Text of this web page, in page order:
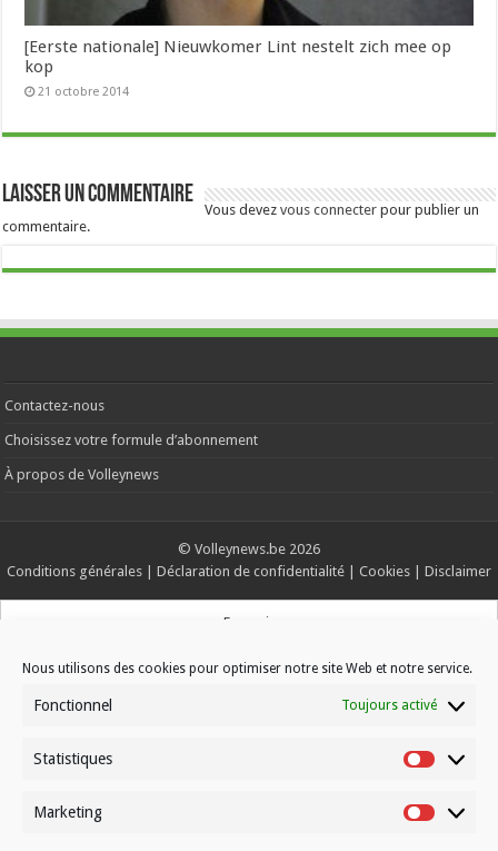
Nous utilisons des cookies pour optimiser notre site Web et notre service.
Fonctionnel Toujours activé
Statistiques
Marketing
[Eerste nationale] Nieuwkomer Lint nestelt zich mee op
kop
21 octobre 2014
Laisser un commentaire
Vous devezvous connecter pour publier un
commentaire.
Contactez-nous
Choisissez votre formule d’abonnement
À propos de Volleynews
© Volleynews.be 2026
Conditions générales
Déclaration de confidentialité Cookies Disclaimer
Français